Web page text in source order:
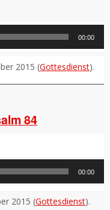
00:00
2015 (Gottesdienst).
84
00:00
2015 (Gottesdienst).